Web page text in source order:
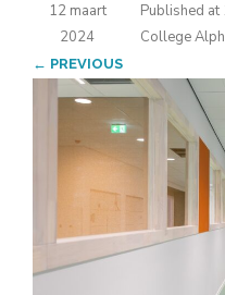
Published
12 maart
2024
at
College
← PREVIOUS